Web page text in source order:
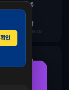
🌾
충남
CHUNGNAM
🏛️
인